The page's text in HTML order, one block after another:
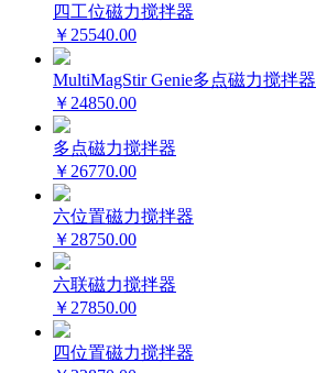
四工位磁力搅拌器
￥25540.00
MultiMagStir Genie多点磁力搅拌器
￥24850.00
多点磁力搅拌器
￥26770.00
六位置磁力搅拌器
￥28750.00
六联磁力搅拌器
￥27850.00
四位置磁力搅拌器